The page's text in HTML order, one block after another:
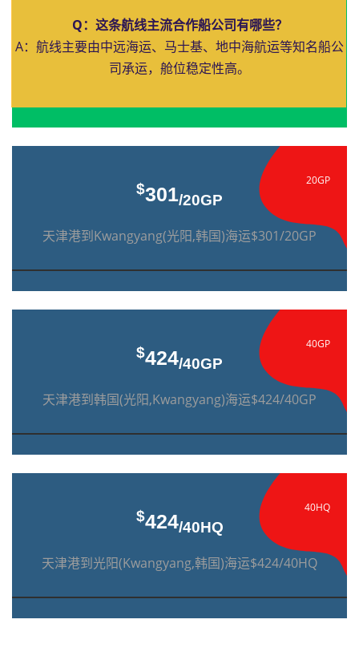
Q：这条航线主流合作船公司有哪些？
A：航线主要由中远海运、马士基、地中海航运等知名船公
司承运，舱位稳定性高。
20GP
$301/20GP
天津港到Kwangyang(光阳,韩国)海运$301/20GP
40GP
$424/40GP
天津港到韩国(光阳,Kwangyang)海运$424/40GP
40HQ
$424/40HQ
天津港到光阳(Kwangyang,韩国)海运$424/40HQ